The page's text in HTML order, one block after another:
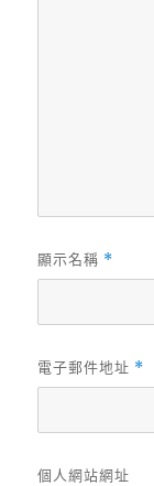
顯示名稱 *
電子郵件地址 *
個人網站網址